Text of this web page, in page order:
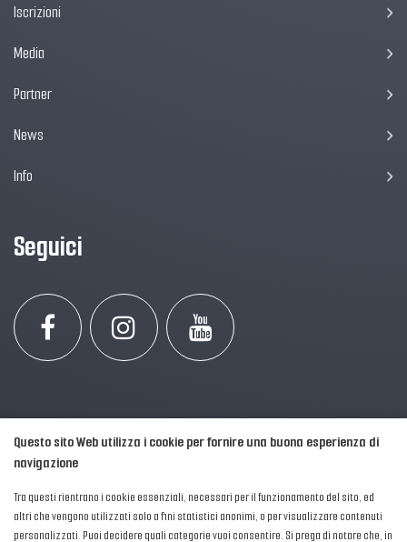
Iscrizioni
Media
Partner
News
Info
Seguici
Questo sito Web utilizza i cookie per fornire una buona esperienza di
navigazione
Tra questi rientrano i cookie essenziali, necessari per il funzionamento del sito, ed
altri che vengono utilizzati solo a fini statistici anonimi, o per visualizzare contenuti
personalizzati. Puoi decidere quali categorie vuoi consentire. Si prega di notare che, in